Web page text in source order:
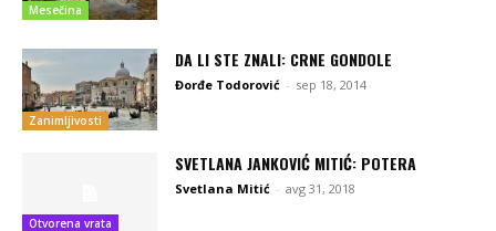
Mesečina
Zanimljivosti
DA LI STE ZNALI: CRNE GONDOLE
Đorđe Todorović - sep 18, 2014
Otvorena vrata
SVETLANA JANKOVIĆ MITIĆ: POTERA
Svetlana Mitić - avg 31, 2018